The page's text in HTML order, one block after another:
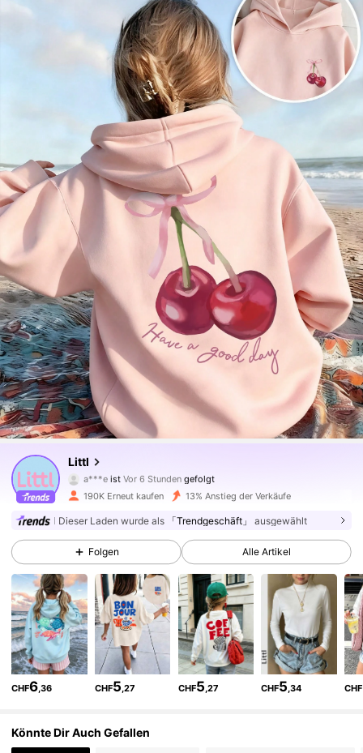
Littl
4,88 110K Follower
a***e
v***yist am Durchsuchen
4,88
110K Follower
4,88
4,88 110K Follower
4,88 110K Follower
190K Erneut kaufen 13% Anstieg der Verkäufe
Dieser Laden wurde als 「Trendgeschäft」 ausgewählt
Folgen Alle Artikel
CHF6,36 CHF5,27 CHF5,27 CHF5,34 CHF
Könnte Dir Auch Gefallen